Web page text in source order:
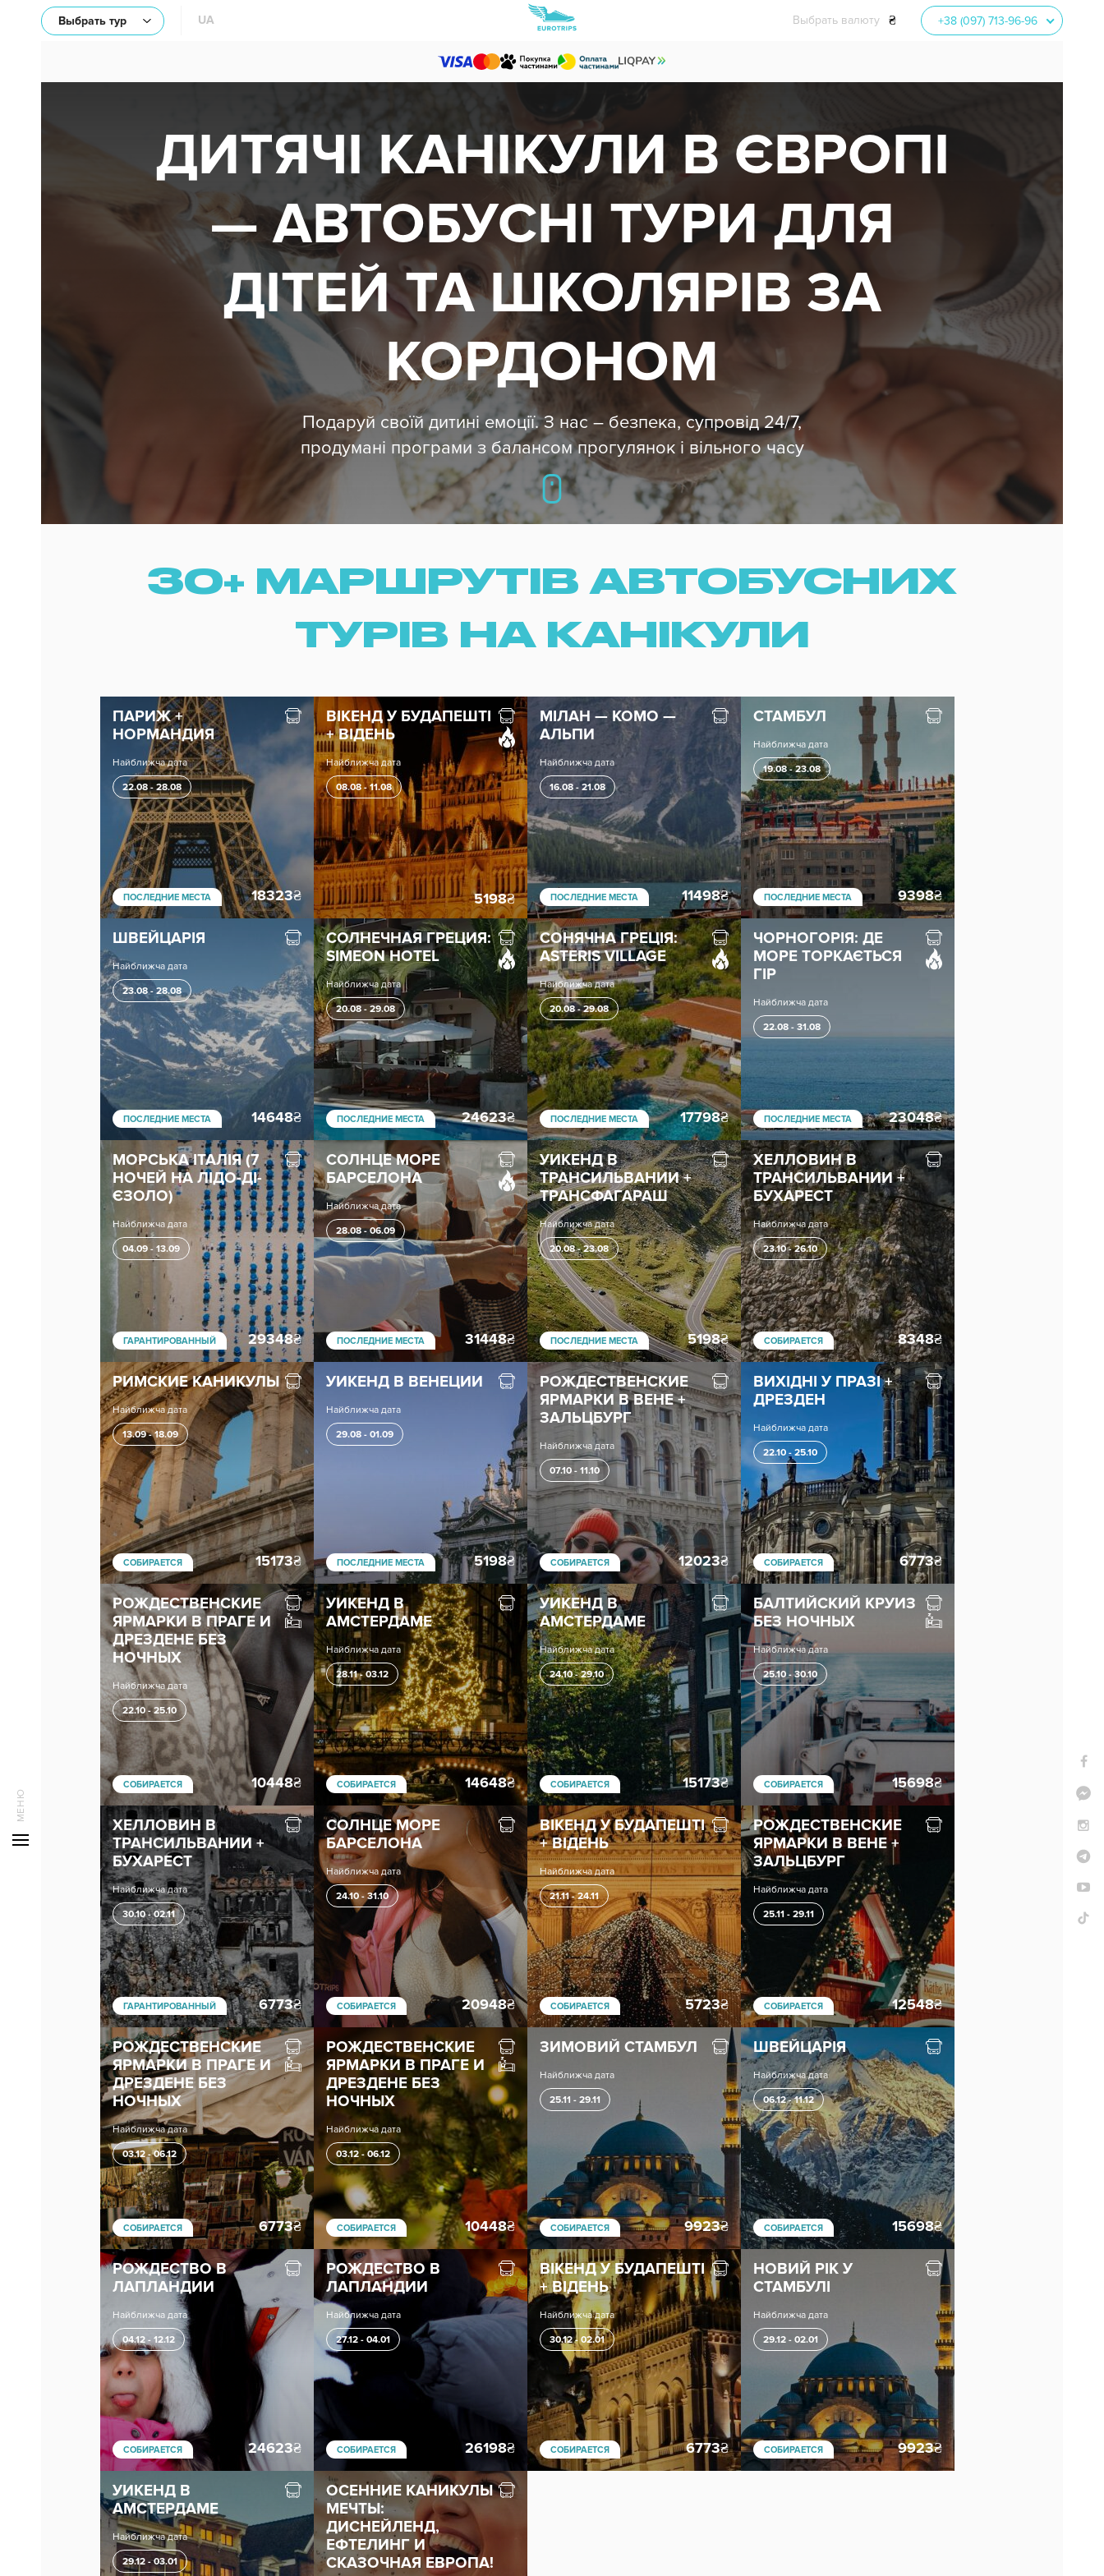
UA
Выбрать тур Выбрать валюту ₴ +38 (097) 713-96-96
ДИТЯЧІ КАНІКУЛИ В ЄВРОПІ
— АВТОБУСНІ ТУРИ ДЛЯ
ДІТЕЙ ТА ШКОЛЯРІВ ЗА
КОРДОНОМ
Подаруй своїй дитині емоції. З нас – безпека, супровід 24/7,
продумані програми з балансом прогулянок і вільного часу
30+ МАРШРУТІВ АВТОБУСНИХ
ТУРІВ НА КАНІКУЛИ
ПАРИЖ +
НОРМАНДИЯ
Найближча дата
22.08 - 28.08
ПОСЛЕДНИЕ МЕСТА 18323₴
ВІКЕНД У БУДАПЕШТІ
+ ВІДЕНЬ
Найближча дата
08.08 - 11.08
5198₴
МІЛАН — КОМО —
АЛЬПИ
Найближча дата
16.08 - 21.08
ПОСЛЕДНИЕ МЕСТА 11498₴
СТАМБУЛ
Найближча дата
19.08 - 23.08
ПОСЛЕДНИЕ МЕСТА 9398₴
ШВЕЙЦАРІЯ
Найближча дата
23.08 - 28.08
ПОСЛЕДНИЕ МЕСТА 14648₴
СОЛНЕЧНАЯ ГРЕЦИЯ:
SIMEON HOTEL
Найближча дата
20.08 - 29.08
ПОСЛЕДНИЕ МЕСТА 24623₴
СОНЯЧНА ГРЕЦІЯ:
ASTERIS VILLAGE
Найближча дата
20.08 - 29.08
ПОСЛЕДНИЕ МЕСТА 17798₴
ЧОРНОГОРІЯ: ДЕ
МОРЕ ТОРКАЄТЬСЯ
ГІР
Найближча дата
22.08 - 31.08
ПОСЛЕДНИЕ МЕСТА 23048₴
МОРСЬКА ІТАЛІЯ (7
НОЧЕЙ НА ЛІДО-ДІ-
ЄЗОЛО)
Найближча дата
04.09 - 13.09
ГАРАНТИРОВАННЫЙ 29348₴
СОЛНЦЕ МОРЕ
БАРСЕЛОНА
Найближча дата
28.08 - 06.09
ПОСЛЕДНИЕ МЕСТА 31448₴
УИКЕНД В
ТРАНСИЛЬВАНИИ +
ТРАНСФАГАРАШ
Найближча дата
20.08 - 23.08
ПОСЛЕДНИЕ МЕСТА 5198₴
ХЕЛЛОВИН В
ТРАНСИЛЬВАНИИ +
БУХАРЕСТ
Найближча дата
23.10 - 26.10
СОБИРАЕТСЯ 8348₴
РИМСКИЕ КАНИКУЛЫ
Найближча дата
13.09 - 18.09
СОБИРАЕТСЯ 15173₴
УИКЕНД В ВЕНЕЦИИ
Найближча дата
29.08 - 01.09
ПОСЛЕДНИЕ МЕСТА 5198₴
РОЖДЕСТВЕНСКИЕ
ЯРМАРКИ В ВЕНЕ +
ЗАЛЬЦБУРГ
Найближча дата
07.10 - 11.10
СОБИРАЕТСЯ 12023₴
ВИХІДНІ У ПРАЗІ +
ДРЕЗДЕН
Найближча дата
22.10 - 25.10
СОБИРАЕТСЯ 6773₴
РОЖДЕСТВЕНСКИЕ
ЯРМАРКИ В ПРАГЕ И
ДРЕЗДЕНЕ БЕЗ
НОЧНЫХ
Найближча дата
22.10 - 25.10
СОБИРАЕТСЯ 10448₴
УИКЕНД В
АМСТЕРДАМЕ
Найближча дата
28.11 - 03.12
СОБИРАЕТСЯ 14648₴
УИКЕНД В
АМСТЕРДАМЕ
Найближча дата
24.10 - 29.10
СОБИРАЕТСЯ 15173₴
БАЛТИЙСКИЙ КРУИЗ
БЕЗ НОЧНЫХ
Найближча дата
25.10 - 30.10
СОБИРАЕТСЯ 15698₴
ХЕЛЛОВИН В
ТРАНСИЛЬВАНИИ +
БУХАРЕСТ
Найближча дата
30.10 - 02.11
ГАРАНТИРОВАННЫЙ 6773₴
СОЛНЦЕ МОРЕ
БАРСЕЛОНА
Найближча дата
24.10 - 31.10
СОБИРАЕТСЯ 20948₴
ВІКЕНД У БУДАПЕШТІ
+ ВІДЕНЬ
Найближча дата
21.11 - 24.11
СОБИРАЕТСЯ 5723₴
РОЖДЕСТВЕНСКИЕ
ЯРМАРКИ В ВЕНЕ +
ЗАЛЬЦБУРГ
Найближча дата
25.11 - 29.11
СОБИРАЕТСЯ 12548₴
РОЖДЕСТВЕНСКИЕ
ЯРМАРКИ В ПРАГЕ И
ДРЕЗДЕНЕ БЕЗ
НОЧНЫХ
Найближча дата
03.12 - 06.12
СОБИРАЕТСЯ 6773₴
РОЖДЕСТВЕНСКИЕ
ЯРМАРКИ В ПРАГЕ И
ДРЕЗДЕНЕ БЕЗ
НОЧНЫХ
Найближча дата
03.12 - 06.12
СОБИРАЕТСЯ 10448₴
ЗИМОВИЙ СТАМБУЛ
Найближча дата
25.11 - 29.11
СОБИРАЕТСЯ 9923₴
ШВЕЙЦАРІЯ
Найближча дата
06.12 - 11.12
СОБИРАЕТСЯ 15698₴
РОЖДЕСТВО В
ЛАПЛАНДИИ
Найближча дата
04.12 - 12.12
СОБИРАЕТСЯ 24623₴
РОЖДЕСТВО В
ЛАПЛАНДИИ
Найближча дата
27.12 - 04.01
СОБИРАЕТСЯ 26198₴
ВІКЕНД У БУДАПЕШТІ
+ ВІДЕНЬ
Найближча дата
30.12 - 02.01
СОБИРАЕТСЯ 6773₴
НОВИЙ РІК У
СТАМБУЛІ
Найближча дата
29.12 - 02.01
СОБИРАЕТСЯ 9923₴
УИКЕНД В
АМСТЕРДАМЕ
Найближча дата
29.12 - 03.01
ОСЕННИЕ КАНИКУЛЫ
МЕЧТЫ:
ДИСНЕЙЛЕНД,
ЕФТЕЛИНГ И
СКАЗОЧНАЯ ЕВРОПА!